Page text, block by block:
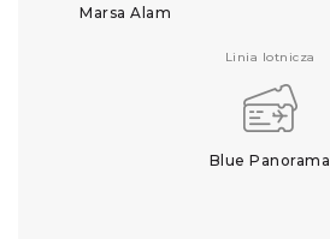
Marsa Alam
Linia lotnicza
Blue Panorama